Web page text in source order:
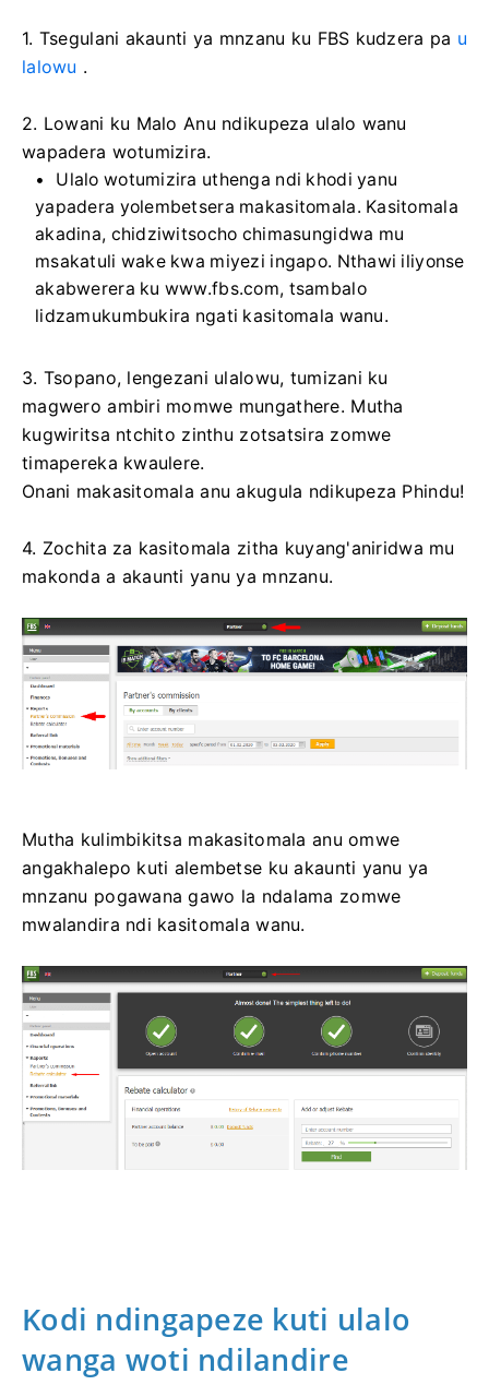
1. Tsegulani akaunti ya mnzanu ku FBS kudzera pa u
lalowu .
2. Lowani ku Malo Anu ndikupeza ulalo wanu
wapadera wotumizira.
Ulalo wotumizira uthenga ndi khodi yanu
yapadera yolembetsera makasitomala. Kasitomala
akadina, chidziwitsocho chimasungidwa mu
msakatuli wake kwa miyezi ingapo. Nthawi iliyonse
akabwerera ku www.fbs.com, tsambalo
lidzamukumbukira ngati kasitomala wanu.
3. Tsopano, lengezani ulalowu, tumizani ku
magwero ambiri momwe mungathere. Mutha
kugwiritsa ntchito zinthu zotsatsira zomwe
timapereka kwaulere.
Onani makasitomala anu akugula ndikupeza Phindu!
4. Zochita za kasitomala zitha kuyang'aniridwa mu
makonda a akaunti yanu ya mnzanu.
Mutha kulimbikitsa makasitomala anu omwe
angakhalepo kuti alembetse ku akaunti yanu ya
mnzanu pogawana gawo la ndalama zomwe
mwalandira ndi kasitomala wanu.
Kodi ndingapeze kuti ulalo
wanga woti ndilandire